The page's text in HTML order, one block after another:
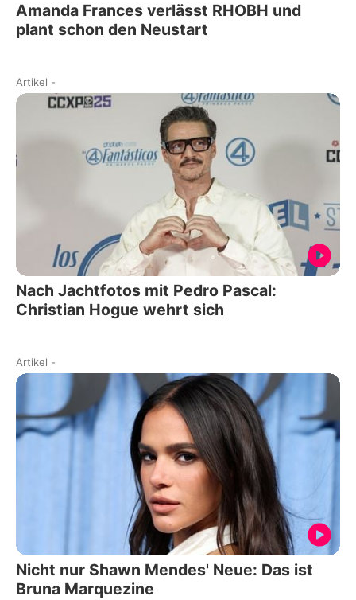
Amanda Frances verlässt RHOBH und
plant schon den Neustart
Artikel -
Nach Jachtfotos mit Pedro Pascal:
Christian Hogue wehrt sich
Artikel -
Nicht nur Shawn Mendes' Neue: Das ist
Bruna Marquezine